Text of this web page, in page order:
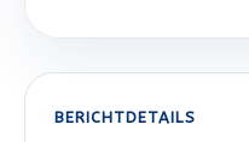
BERICHTDETAILS